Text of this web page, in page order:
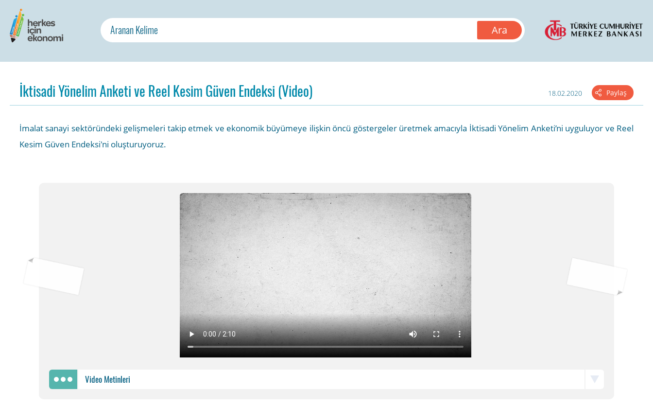
İktisadi Yönelim Anketi ve Reel Kesim Güven Endeksi (Video) 18.02.2020 Paylaş
İmalat sanayi sektöründeki gelişmeleri takip etmek ve ekonomik büyümeye ilişkin öncü göstergeler üretmek amacıyla İktisadi Yönelim Anketi’ni uyguluyor ve Reel
Kesim Güven Endeksi'ni oluşturuyoruz.
Video Metinleri